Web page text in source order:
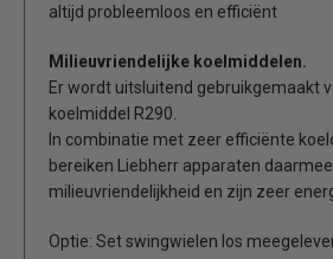
altijd probleemloos en efficiënt
Milieuvriendelijke koelmiddelen.
Er wordt uitsluitend gebruikgemaakt
koelmiddel R290.
In combinatie met zeer efficiënte
bereiken Liebherr apparaten
milieuvriendelijkheid en zijn zeer
Optie: Set swingwielen los